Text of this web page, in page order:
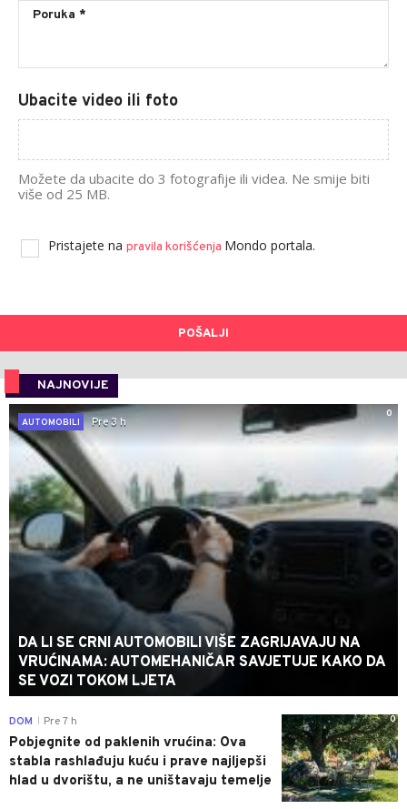
Ubacite video ili foto
Možete da ubacite do 3 fotografije ili videa. Ne smije biti
više od 25 MB.
Pristajete na pravila korišćenja Mondo portala.
POŠALJI
NAJNOVIJE
0
AUTOMOBILI
Pre 3 h
DA LI SE CRNI AUTOMOBILI VIŠE ZAGRIJAVAJU NA
VRUĆINAMA: AUTOMEHANIČAR SAVJETUJE KAKO DA
SE VOZI TOKOM LJETA
0
DOM Pre 7 h
Pobjegnite od paklenih vrućina: Ova
stabla rashlađuju kuću i prave najljepši
hlad u dvorištu, a ne uništavaju temelje